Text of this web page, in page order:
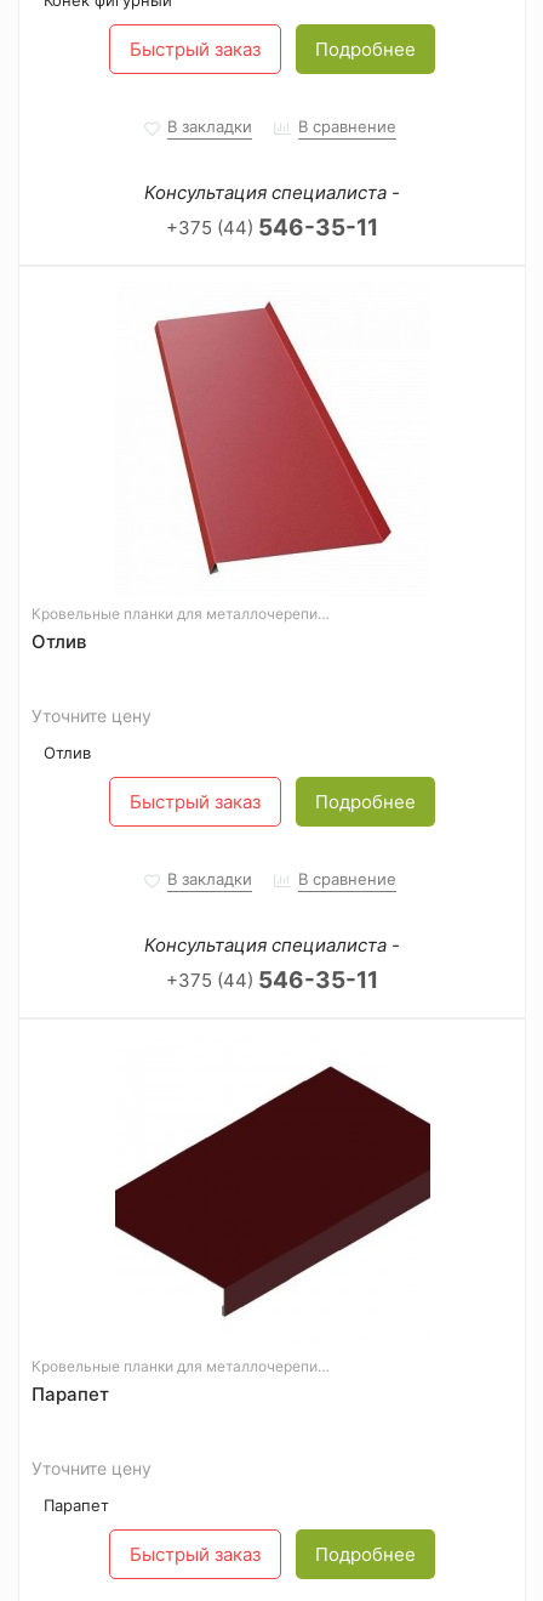
Быстрый заказ Подробнее
В закладки В сравнение
Консультация специалиста -
+375 (44) 546-35-11
Кровельные планки для металлочерепицы
Отлив
Уточните цену
Отлив
Быстрый заказ Подробнее
В закладки В сравнение
Консультация специалиста -
+375 (44) 546-35-11
Кровельные планки для металлочерепицы
Парапет
Уточните цену
Парапет
Быстрый заказ Подробнее